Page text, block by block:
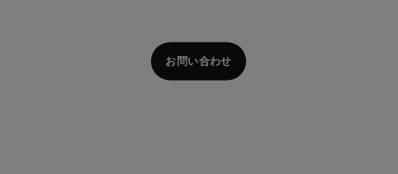
お問い合わせ